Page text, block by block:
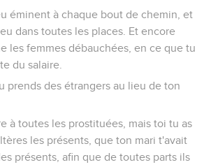
éminent à chaque bout de chemin, et
dans toutes les places. Et encore
les femmes débauchées, en ce que tu
du salaire.
prends des étrangers au lieu de ton
à toutes les prostituées, mais toi tu as
les présents, que ton mari t'avait
présents, afin que de toutes parts ils